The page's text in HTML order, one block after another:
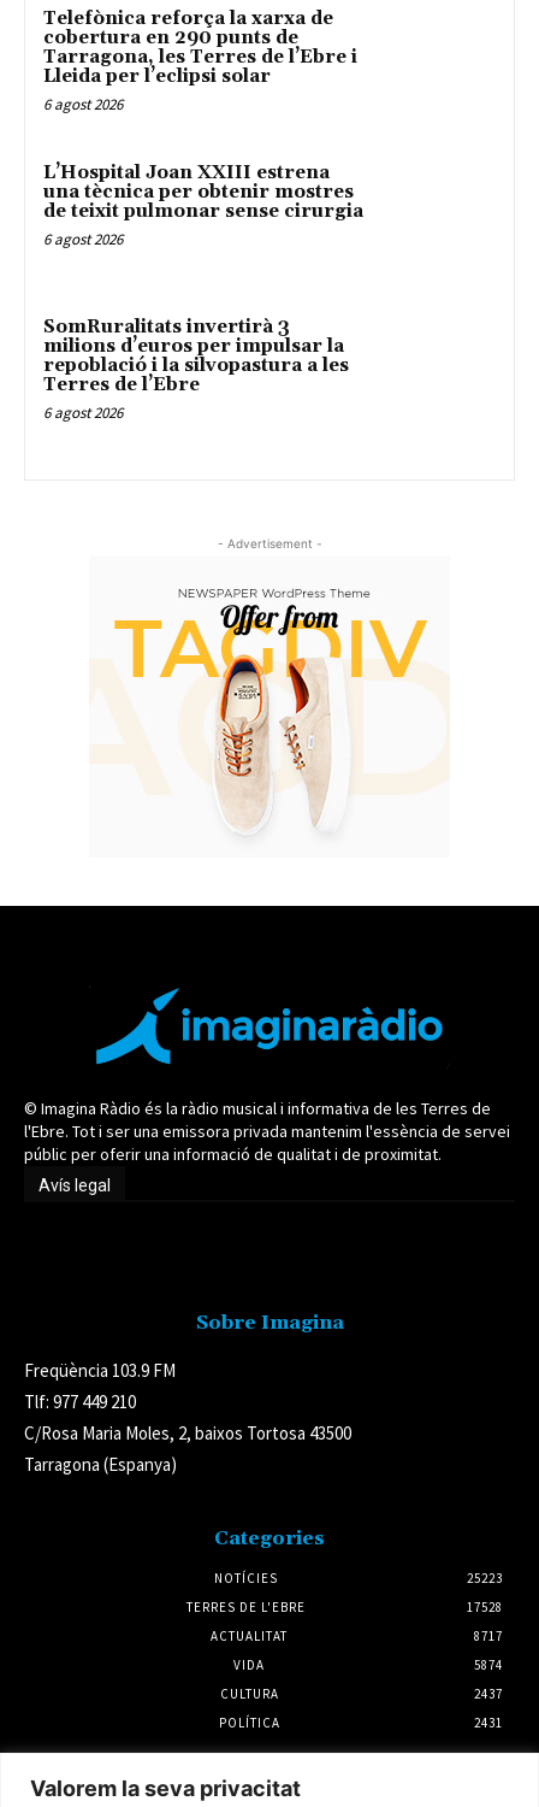
Valorem la seva privacitat
Telefònica reforça la xarxa de
cobertura en 290 punts de
Tarragona, les Terres de l’Ebre i
Lleida per l’eclipsi solar
6 agost 2026
L’Hospital Joan XXIII estrena
una tècnica per obtenir mostres
de teixit pulmonar sense cirurgia
6 agost 2026
SomRuralitats invertirà 3
milions d’euros per impulsar la
repoblació i la silvopastura a les
Terres de l’Ebre
6 agost 2026
- Advertisement -
© Imagina Ràdio és la ràdio musical i informativa de les Terres de
l'Ebre. Tot i ser una emissora privada mantenim l'essència de servei
públic per oferir una informació de qualitat i de proximitat.
Avís legal
Sobre Imagina
Freqüència 103.9 FM
Tlf: 977 449 210
C/Rosa Maria Moles, 2, baixos Tortosa 43500
Tarragona (Espanya)
Categories
NOTÍCIES
25223
TERRES DE L'EBRE
17528
ACTUALITAT
8717
VIDA
5874
CULTURA
2437
POLÍTICA
2431